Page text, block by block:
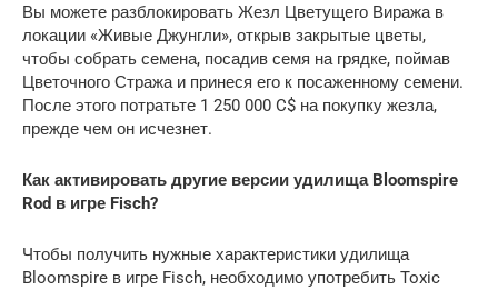
Вы можете разблокировать Жезл Цветущего Виража в
локации «Живые Джунгли», открыв закрытые цветы,
чтобы собрать семена, посадив семя на грядке, поймав
Цветочного Стража и принеся его к посаженному семени.
После этого потратьте 1 250 000 C$ на покупку жезла,
прежде чем он исчезнет.
Как активировать другие версии удилища Bloomspire
Rod в игре Fisch?
Чтобы получить нужные характеристики удилища
Bloomspire в игре Fisch, необходимо употребить Toxic